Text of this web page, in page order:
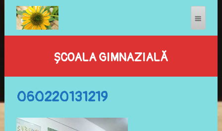
ȘCOALA GIMNAZIALĂ
060220131219